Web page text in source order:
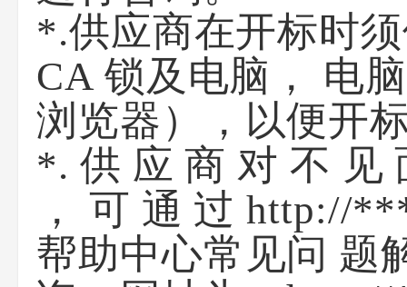
*.供应商在开标时
CA 锁及电脑， 电
浏览器），以便开
*. 供 应 商 对 不 见
， 可 通 过 http://
帮助中心常见问 题